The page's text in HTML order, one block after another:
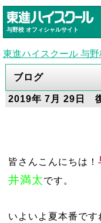
与野校 オフィシャルサイト
東進ハイスクール 与野
ブログ
2019年 7月 29日
皆さんこんにちは！
井満太です。
いよいよ夏本番で